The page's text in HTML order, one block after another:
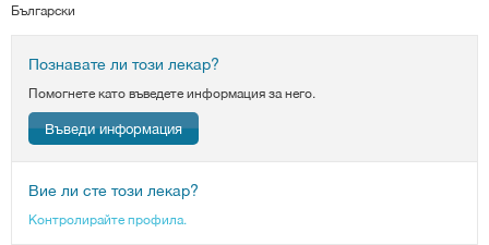
Български
Познавате ли този лекар?
Помогнете като въведете информация за него.
Въведи информация
Вие ли сте този лекар?
Контролирайте профила.